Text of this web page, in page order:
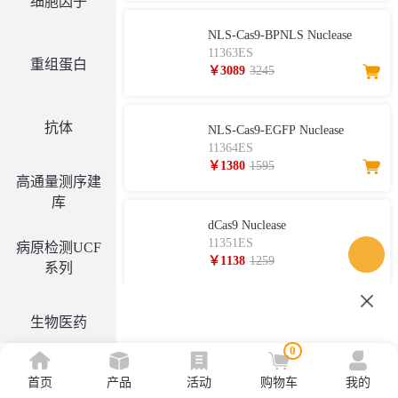
重组蛋白
抗体
高通量测序建
库
病原检测UCF
系列
生物医药
工具酶
NLS-Cas9-BPNLS Nuclease
11363ES
￥3089 3245
NLS-Cas9-EGFP Nuclease
11364ES
￥1380 1595
dCas9 Nuclease
11351ES
￥1138 1259
1355
首页 产品 活动
0
购物车 我的